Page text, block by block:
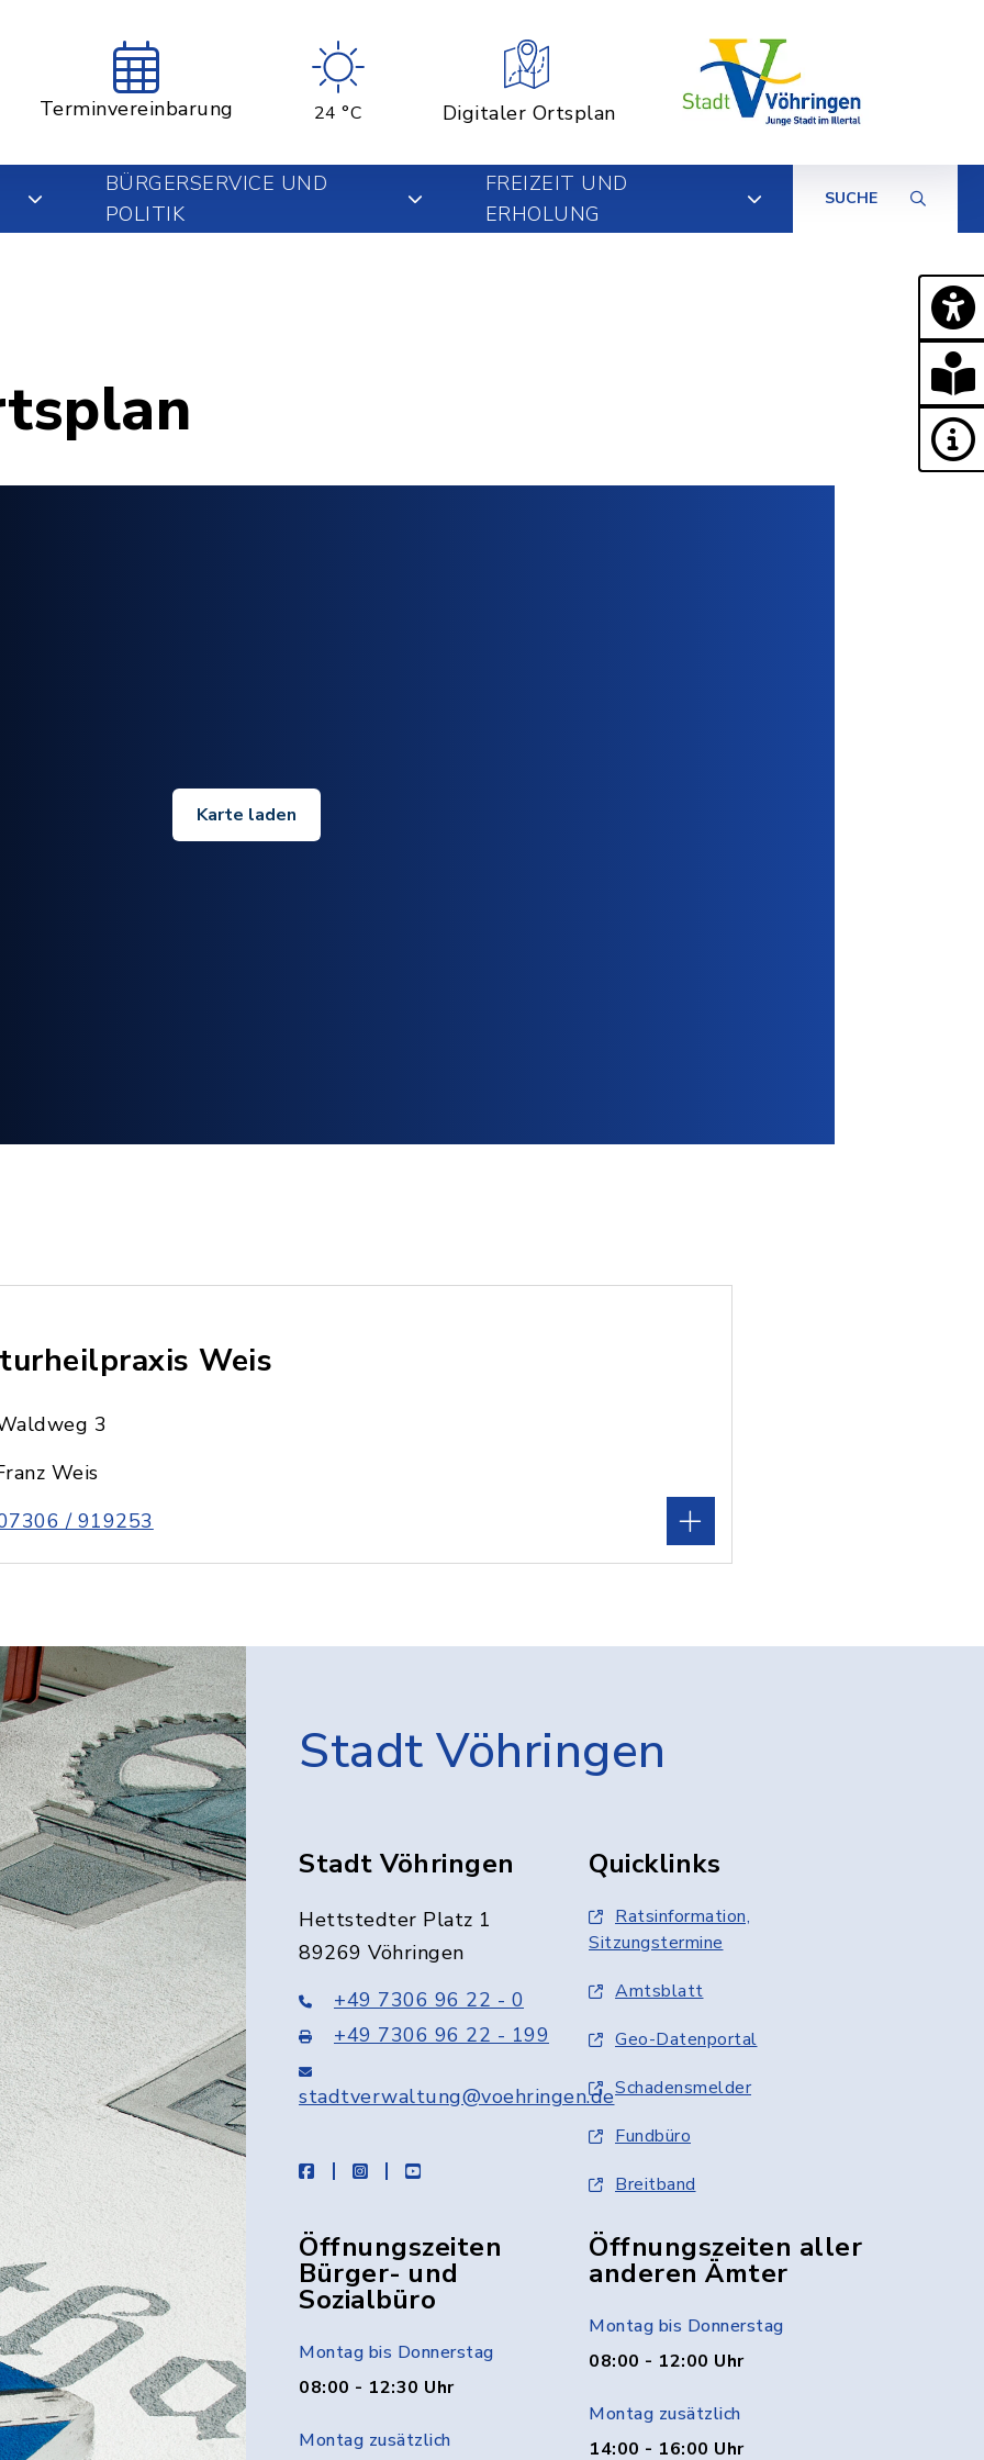
Terminvereinbarung 24 °C Digitaler Ortsplan
BÜRGERSERVICE UND
POLITIK
FREIZEIT UND
ERHOLUNG
SUCHE
Karte laden
Weis
3
Weis
/ 919253
Stadt Vöhringen
Stadt Vöhringen
Hettstedter Platz 1
89269 Vöhringen
+49 7306 96 22 - 0
+49 7306 96 22 - 199
stadtverwaltung@voehringen.de
facebookinstagramyoutube
Quicklinks
Ratsinformation,
Sitzungstermine
Amtsblatt
Geo-Datenportal
Schadensmelder
Fundbüro
Breitband
Öffnungszeiten
Bürger- und
Sozialbüro
Montag bis Donnerstag
08:00 - 12:30 Uhr
Montag zusätzlich
Öffnungszeiten aller
anderen Ämter
Montag bis Donnerstag
08:00 - 12:00 Uhr
Montag zusätzlich
14:00 - 16:00 Uhr